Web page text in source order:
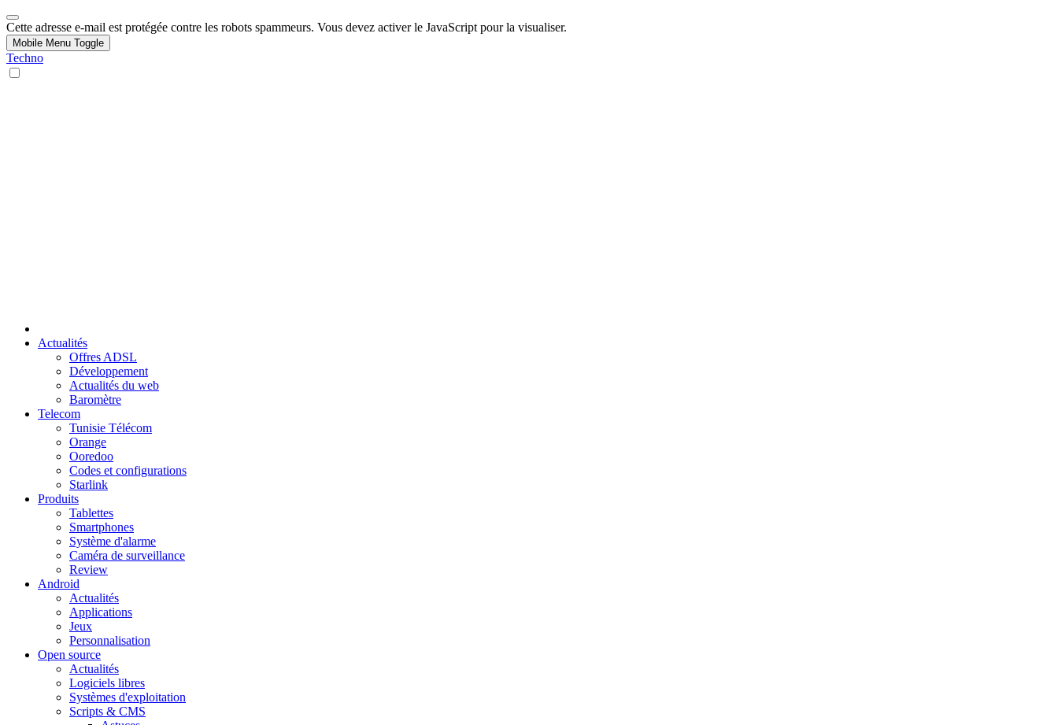
Cette adresse e-mail est protégée contre les robots spammeurs. Vous devez activer le JavaScript pour la visualiser.
Mobile Menu Toggle
Techno
Actualités
Offres ADSL
Développement
Actualités du web
Baromètre
Telecom
Tunisie Télécom
Orange
Ooredoo
Codes et configurations
Starlink
Produits
Tablettes
Smartphones
Système d'alarme
Caméra de surveillance
Review
Android
Actualités
Applications
Jeux
Personnalisation
Open source
Actualités
Logiciels libres
Systèmes d'exploitation
Scripts & CMS